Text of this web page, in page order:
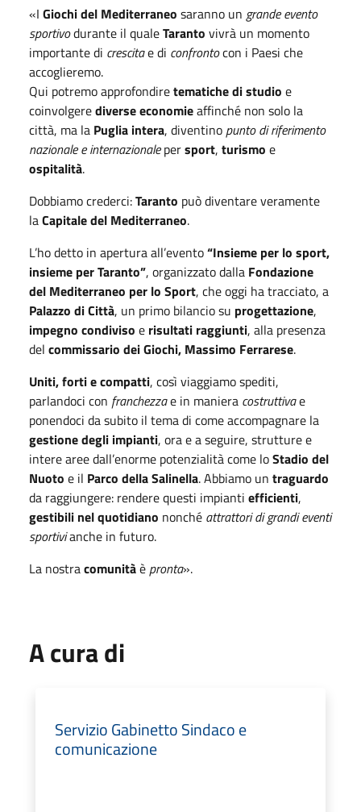
«I Giochi del Mediterraneo saranno un grande evento
sportivodurante il qualeTaranto vivrà un momento
importante di crescitae di confrontocon i Paesi che
accoglieremo.
Qui potremo approfondiretematiche di studio e
coinvolgerediverse economieaffinché non solo la
città, ma la Puglia intera, diventino punto di riferimento
nazionale e internazionalepersport, turismo e
ospitalità.
Dobbiamo crederci:Taranto può diventare veramente
laCapitale del Mediterraneo.
L’ho detto in apertura all’evento“Insieme per lo sport,
insieme per Taranto”, organizzato dalla Fondazione
del Mediterraneo per lo Sport, che oggi ha tracciato, a
Palazzo di Città, un primo bilancio su progettazione,
impegno condiviso e risultati raggiunti, alla presenza
del commissario dei Giochi, Massimo Ferrarese.
Uniti, forti e compatti, così viaggiamo spediti,
parlandoci con franchezzae in maniera costruttivae
ponendoci da subito il tema di come accompagnare la
gestione degli impianti, ora e a seguire, strutture e
intere aree dall’enorme potenzialità come loStadio del
Nuoto e il Parco della Salinella. Abbiamo un traguardo
da raggiungere: rendere questi impianti efficienti,
gestibili nel quotidiano nonché attrattori di grandi eventi
sportivianche in futuro.
La nostracomunitàè pronta».
A cura di
Servizio Gabinetto Sindaco e
comunicazione